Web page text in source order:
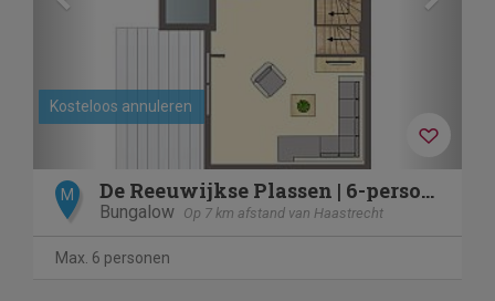
Kosteloos annuleren
M De Reeuwijkse Plassen | 6-persoons waterwoning | 6L1
Bungalow Op 7 km afstand van Haastrecht
Max. 6 personen